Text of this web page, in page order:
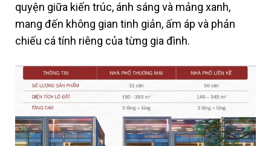
quyện giữa kiến trúc, ánh sáng và mảng xanh,
mang đến không gian tinh giản, ấm áp và phản
chiếu cá tính riêng của từng gia đình.